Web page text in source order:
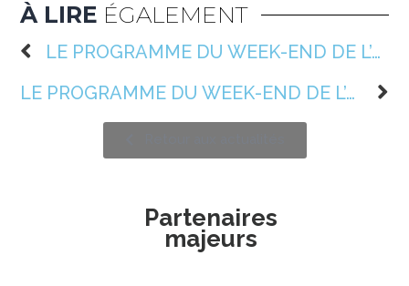
À LIRE ÉGALEMENT
LE PROGRAMME DU WEEK-END DE L’ASSOCIATION (S43) 📆
LE PROGRAMME DU WEEK-END DE L’ASSOCIATION (S44) 📆
Partenaires
majeurs